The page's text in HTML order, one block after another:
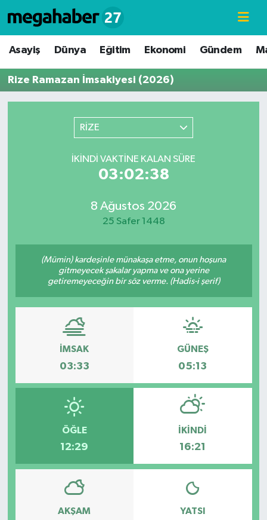
Asayiş Dünya Eğitim Ekonomi Gündem
Rize Ramazan İmsakiyesi (2026)
RİZE
İKINDI VAKTINE KALAN SÜRE
03:02:38
8 Ağustos 2026
25 Safer 1448
(Mümin) kardeşinle münakaşa etme, onun hoşuna
gitmeyecek şakalar yapma ve ona yerine
getiremeyeceğin bir söz verme. (Hadis-i şerif)
İMSAK
03:33
GÜNEŞ
05:13
ÖĞLE
12:29
İKINDI
16:21
AKŞAM YATSI
Hava Durumu
Trafik Durumu
Tüm Manşetler
Son Dakika Haberleri